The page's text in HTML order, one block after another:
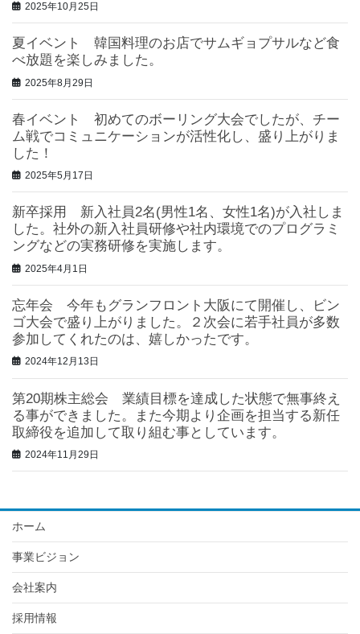
2025年10月25日
夏イベント 韓国料理のお店でサムギョプサルなど食
べ放題を楽しみました。
2025年8月29日
春イベント 初めてのボーリング大会でしたが、チー
ム戦でコミュニケーションが活性化し、盛り上がりま
した！
2025年5月17日
新卒採用 新入社員2名(男性1名、女性1名)が入社しま
した。社外の新入社員研修や社内環境でのプログラミ
ングなどの実務研修を実施します。
2025年4月1日
忘年会 今年もグランフロント大阪にて開催し、ビン
ゴ大会で盛り上がりました。２次会に若手社員が多数
参加してくれたのは、嬉しかったです。
2024年12月13日
第20期株主総会 業績目標を達成した状態で無事終え
る事ができました。また今期より企画を担当する新任
取締役を追加して取り組む事としています。
2024年11月29日
ホーム
事業ビジョン
会社案内
採用情報